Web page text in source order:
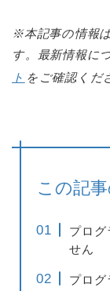
※本記事の情報
す。最新情報に
ト をご確認くだ
この記
プログ
せん
プログ